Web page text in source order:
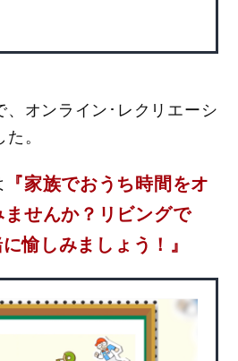
、オンライン･レクリエーシ
。
『家族でおうち時間をオ
せんか？リビングで
愉しみましょう！』